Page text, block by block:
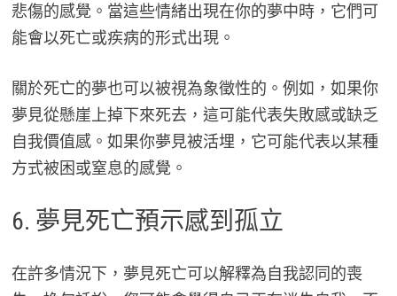
悲傷的感覺。當這些情緒出現在你的夢中時，它們可
能會以死亡或疾病的形式出現。
關於死亡的夢也可以被視為象徵性的。例如，如果你
夢見從懸崖上掉下來死去，這可能代表失敗感或缺乏
自我價值感。如果你夢見被活埋，它可能代表以某種
方式被困或窒息的感覺。
6. 夢見死亡預示感到孤立
在許多情況下，夢見死亡可以解釋為自我認同的喪